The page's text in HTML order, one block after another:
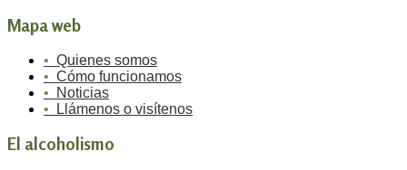
Mapa web
• Quienes somos
• Cómo funcionamos
• Noticias
• Llámenos o visítenos
El alcoholismo